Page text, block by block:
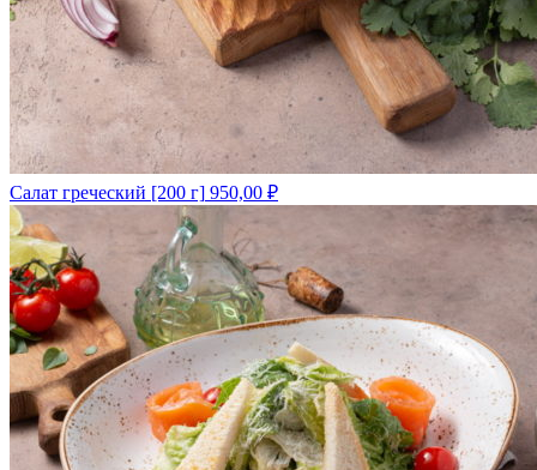
Салат греческий [200 г] 950,00 ₽